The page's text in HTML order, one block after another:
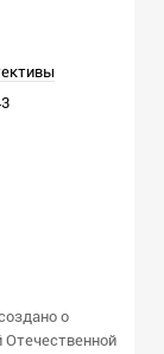
о
Отечественной